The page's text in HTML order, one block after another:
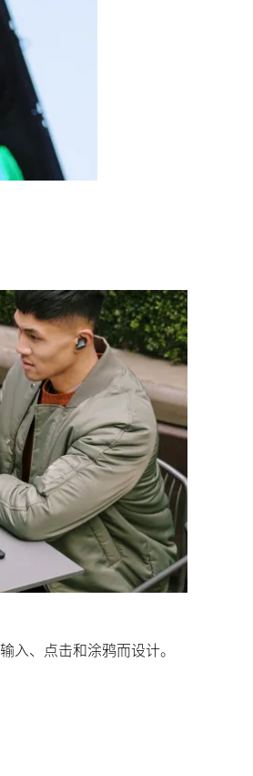
入、点击和涂鸦而设计。